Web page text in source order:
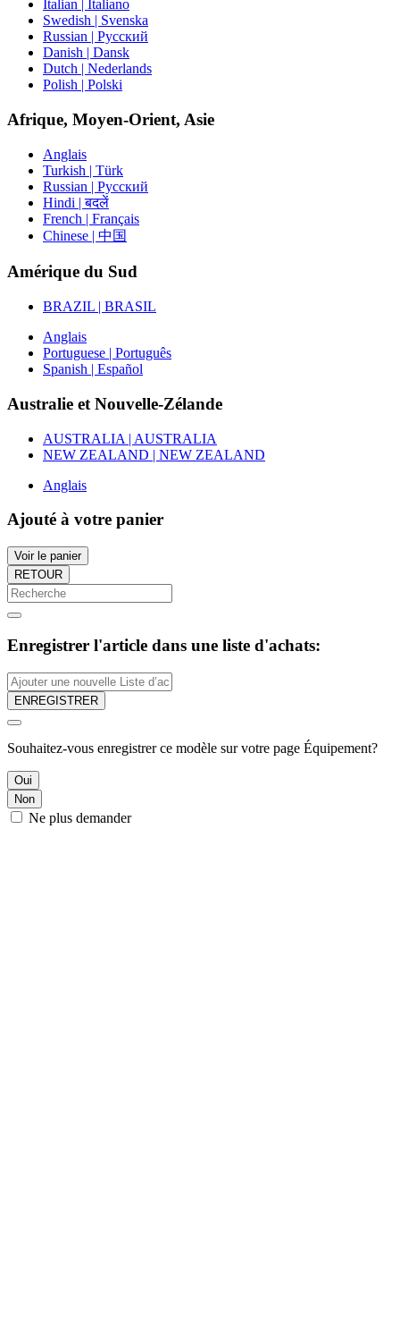
Italian | Italiano
Swedish | Svenska
Russian | Русский
Danish | Dansk
Dutch | Nederlands
Polish | Polski
Afrique, Moyen-Orient, Asie
Anglais
Turkish | Türk
Russian | Русский
Hindi | बदलें
French | Français
Chinese | 中国
Amérique du Sud
BRAZIL | BRASIL
Anglais
Portuguese | Português
Spanish | Español
Australie et Nouvelle-Zélande
AUSTRALIA | AUSTRALIA
NEW ZEALAND | NEW ZEALAND
Anglais
Ajouté à votre panier
Voir le panier
RETOUR
Enregistrer l'article dans une liste d'achats:
ENREGISTRER
Souhaitez-vous enregistrer ce modèle sur votre page Équipement?
Oui
Non
Ne plus demander